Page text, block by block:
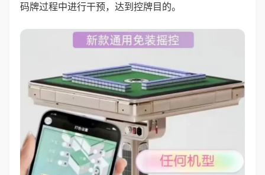
码牌过程中进行干预，达到控牌目的。